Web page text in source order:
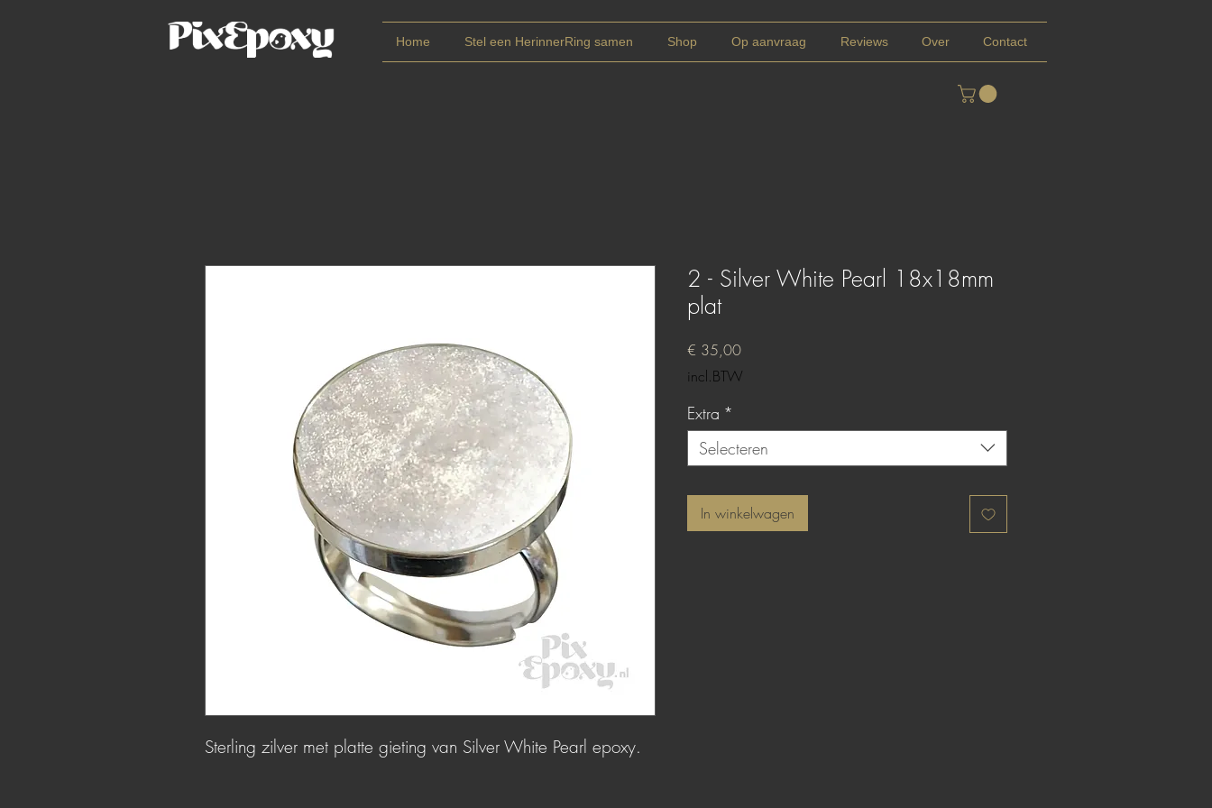
Home Stel een HerinnerRing samen Shop Op aanvraag Reviews Over Contact
Sterling zilver met platte gieting van Silver White Pearl epoxy.
2 - Silver White Pearl 18x18mm
plat
€ 35,00Prijs
incl.BTW
Extra *
Selecteren
In winkelwagen